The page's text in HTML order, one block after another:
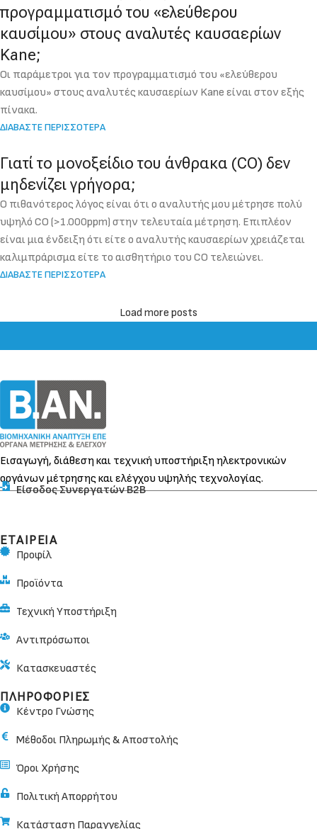
προγραμματισμό του «ελεύθερου
καυσίμου» στους αναλυτές καυσαερίων
Kane;
Οι παράμετροι για τον προγραμματισμό του «ελεύθερου
καυσίμου» στους αναλυτές καυσαερίων Kane είναι στον εξής
πίνακα.
ΔΙΑΒΑΣΤΕ ΠΕΡΙΣΣΟΤΕΡΑ
Γιατί το μονοξείδιο του άνθρακα (CO) δεν
μηδενίζει γρήγορα;
Ο πιθανότερος λόγος είναι ότι ο αναλυτής μου μέτρησε πολύ
υψηλό CO (>1.000ppm) στην τελευταία μέτρηση. Επιπλέον
είναι μια ένδειξη ότι είτε ο αναλυτής καυσαερίων χρειάζεται
καλιμπράρισμα είτε το αισθητήριο του CO τελειώνει.
ΔΙΑΒΑΣΤΕ ΠΕΡΙΣΣΟΤΕΡΑ
Load more posts
Εισαγωγή, διάθεση και τεχνική υποστήριξη ηλεκτρονικών
οργάνων μέτρησης και ελέγχου υψηλής τεχνολογίας.
Είσοδος Συνεργατών Β2Β
ΕΤΑΙΡΕΙΑ
Προφίλ
Προϊόντα
Τεχνική Υποστήριξη
Αντιπρόσωποι
Κατασκευαστές
ΠΛΗΡΟΦΟΡΙΕΣ
Κέντρο Γνώσης
Μέθοδοι Πληρωμής & Αποστολής
Όροι Χρήσης
Πολιτική Απορρήτου
Κατάσταση Παραγγελίας